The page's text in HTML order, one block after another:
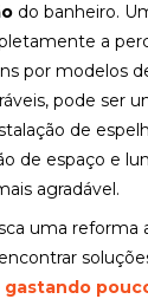
do banheiro.
a
por modelos
pode ser
de
de espaço e
agradável.
uma reforma